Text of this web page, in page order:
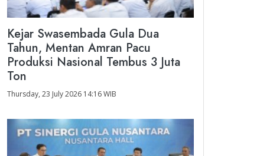
Kejar Swasembada Gula Dua
Tahun, Mentan Amran Pacu
Produksi Nasional Tembus 3 Juta
Ton
Thursday, 23 July 2026 14:16 WIB